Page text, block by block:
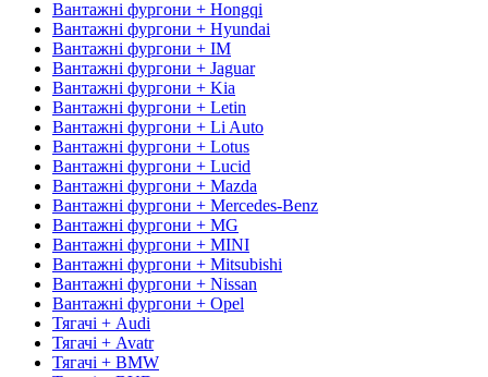
Вантажні фургони + Hongqi
Вантажні фургони + Hyundai
Вантажні фургони + IM
Вантажні фургони + Jaguar
Вантажні фургони + Kia
Вантажні фургони + Letin
Вантажні фургони + Li Auto
Вантажні фургони + Lotus
Вантажні фургони + Lucid
Вантажні фургони + Mazda
Вантажні фургони + Mercedes-Benz
Вантажні фургони + MG
Вантажні фургони + MINI
Вантажні фургони + Mitsubishi
Вантажні фургони + Nissan
Вантажні фургони + Opel
Тягачі + Audi
Тягачі + Avatr
Тягачі + BMW